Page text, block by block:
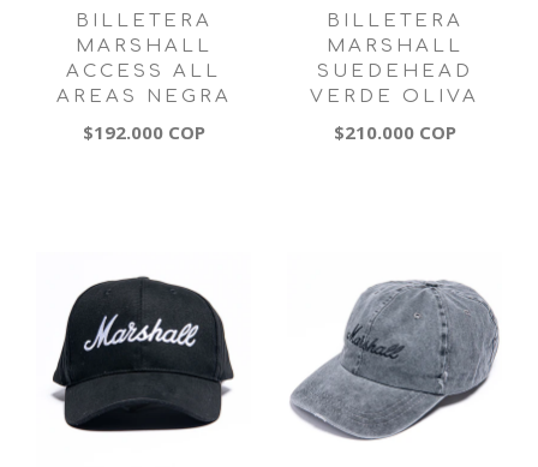
BILLETERA
MARSHALL
ACCESS ALL
AREAS NEGRA
$192.000 COP
BILLETERA
MARSHALL
SUEDEHEAD
VERDE OLIVA
$210.000 COP